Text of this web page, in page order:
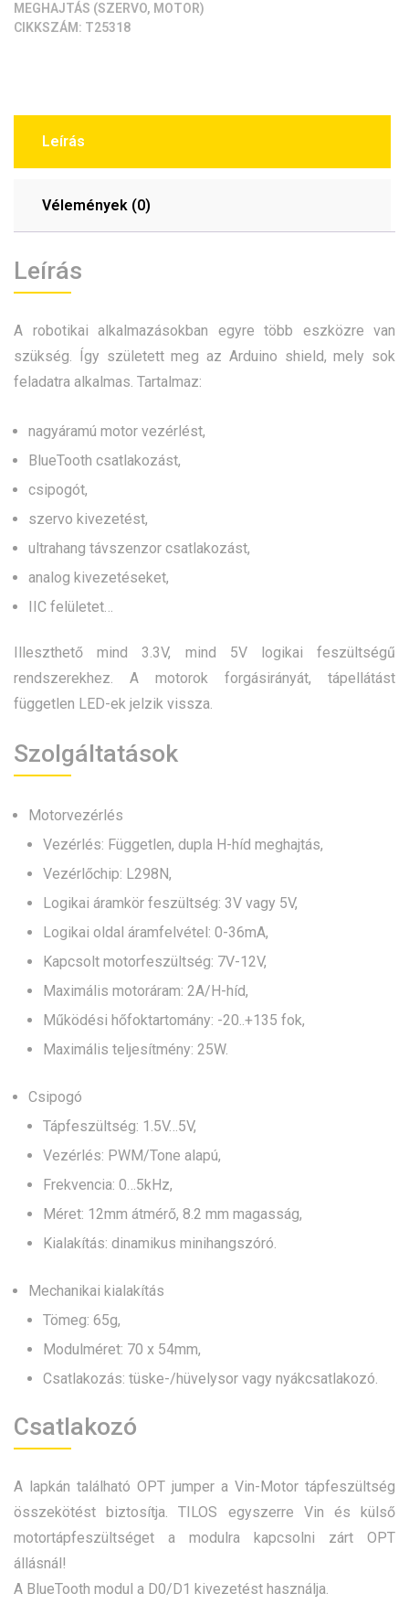
MEGHAJTÁS (SZERVO, MOTOR)
CIKKSZÁM: T25318
Leírás
Vélemények (0)
Leírás
A robotikai alkalmazásokban egyre több eszközre van
szükség. Így született meg az Arduino shield, mely sok
feladatra alkalmas. Tartalmaz:
nagyáramú motor vezérlést,
BlueTooth csatlakozást,
csipogót,
szervo kivezetést,
ultrahang távszenzor csatlakozást,
analog kivezetéseket,
IIC felületet…
Illeszthető mind 3.3V, mind 5V logikai feszültségű
rendszerekhez. A motorok forgásirányát, tápellátást
független LED-ek jelzik vissza.
Szolgáltatások
Motorvezérlés
Vezérlés: Független, dupla H-híd meghajtás,
Vezérlőchip: L298N,
Logikai áramkör feszültség: 3V vagy 5V,
Logikai oldal áramfelvétel: 0-36mA,
Kapcsolt motorfeszültség: 7V-12V,
Maximális motoráram: 2A/H-híd,
Működési hőfoktartomány: -20..+135 fok,
Maximális teljesítmény: 25W.
Csipogó
Tápfeszültség: 1.5V…5V,
Vezérlés: PWM/Tone alapú,
Frekvencia: 0…5kHz,
Méret: 12mm átmérő, 8.2 mm magasság,
Kialakítás: dinamikus minihangszóró.
Mechanikai kialakítás
Tömeg: 65g,
Modulméret: 70 x 54mm,
Csatlakozás: tüske-/hüvelysor vagy nyákcsatlakozó.
Csatlakozó
A lapkán található OPT jumper a Vin-Motor tápfeszültség
összekötést biztosítja. TILOS egyszerre Vin és külső
motortápfeszültséget a modulra kapcsolni zárt OPT
állásnál!
A BlueTooth modul a D0/D1 kivezetést használja.